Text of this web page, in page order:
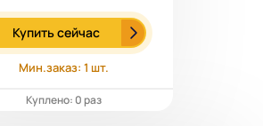
Купить сейчас
Мин.заказ: 1 шт.
Куплено: 0 раз